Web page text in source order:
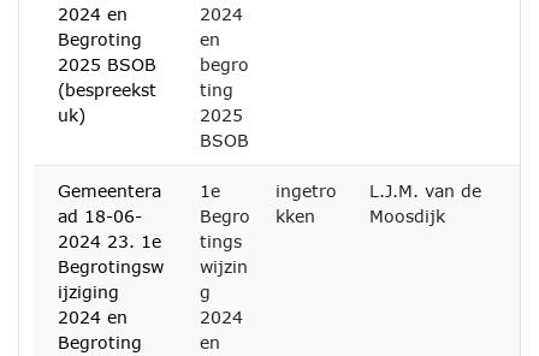
2024 en
Begroting
2025 BSOB
(bespreekst
uk)
2024
en
begro
ting
2025
BSOB
Gemeentera
ad 18-06-
2024 23. 1e
Begrotingsw
ijziging
2024 en
Begroting
1e
Begro
tings
wijzin
g
2024
en
ingetro
kken
L.J.M. van de
Moosdijk